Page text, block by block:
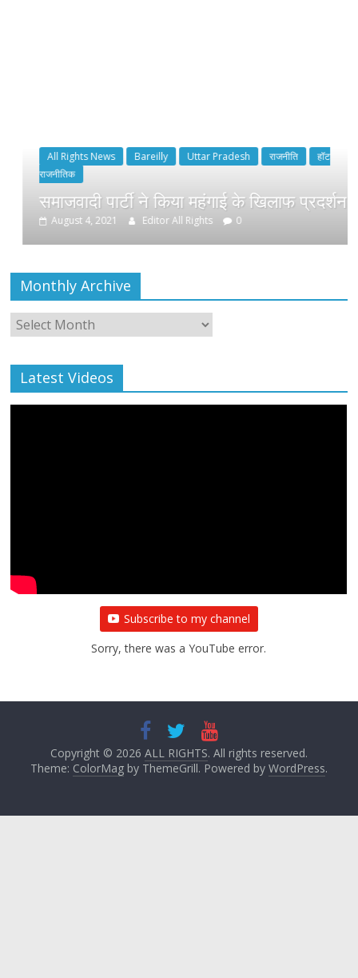
All Rights News Bareilly Uttar Pradesh राजनीति
हॉट
राजनीतिक
समाजवादी पार्टी ने किया महंगाई के खिलाफ प्रदर्शन
August 4, 2021 Editor All Rights 0
Monthly Archive
Monthly
Archive
Latest Videos
Subscribe to my channel
Sorry, there was a YouTube error.
Copyright © 2026 ALL RIGHTS. All rights reserved.
Theme: ColorMagby ThemeGrill. Powered by WordPress.